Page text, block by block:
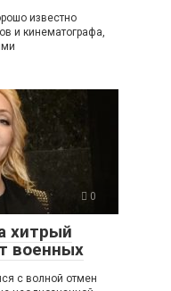
известно
и кинематографа,
0
хитрый
военных
с волной отмен